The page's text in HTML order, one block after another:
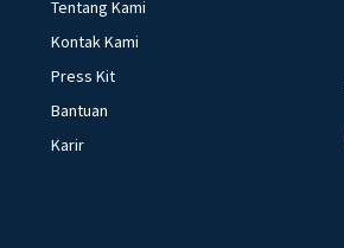
Tentang Kami
Kontak Kami
Press Kit
Bantuan
Karir